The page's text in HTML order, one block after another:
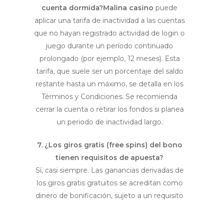
cuenta dormida?Malina casino puede
aplicar una tarifa de inactividad a las cuentas
que no hayan registrado actividad de login o
juego durante un período continuado
prolongado (por ejemplo, 12 meses). Esta
tarifa, que suele ser un porcentaje del saldo
restante hasta un máximo, se detalla en los
Términos y Condiciones. Se recomienda
cerrar la cuenta o retirar los fondos si planea
un periodo de inactividad largo.
7. ¿Los giros gratis (free spins) del bono
tienen requisitos de apuesta?
Sí, casi siempre. Las ganancias derivadas de
los giros gratis gratuitos se acreditan como
dinero de bonificación, sujeto a un requisito